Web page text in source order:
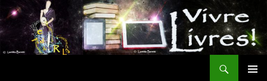
Aller
au
contenu